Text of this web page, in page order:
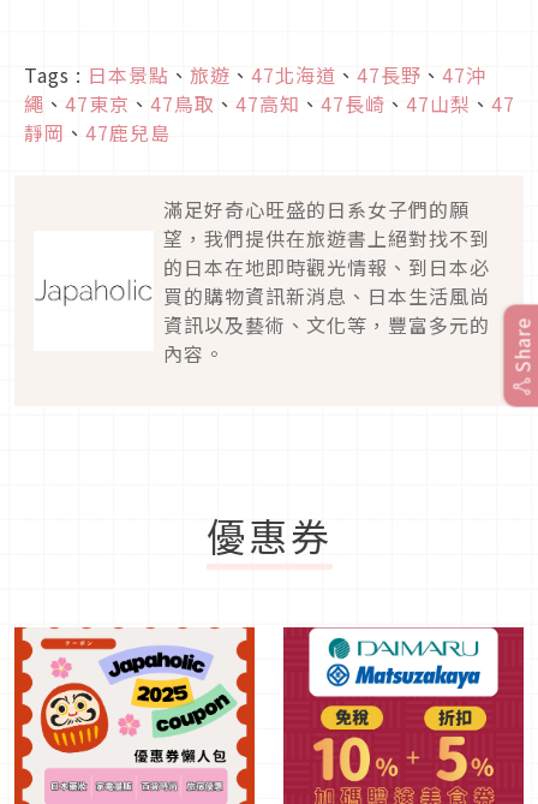
Tags : 日本景點 、 旅遊 、 47北海道 、 47長野 、 47沖
繩 、 47東京 、 47鳥取 、 47高知 、 47長崎 、 47山梨 、 47
靜岡 、 47鹿兒島
滿足好奇心旺盛的日系女子們的願
望，我們提供在旅遊書上絕對找不到
的日本在地即時觀光情報、到日本必
買的購物資訊新消息、日本生活風尚
資訊以及藝術、文化等，豐富多元的
內容。
優惠券
Share